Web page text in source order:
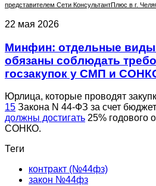
представителем Сети КонсультантПлюс в г.
22 мая 2026
Минфин: отдельные
обязаны соблюдать
госзакупок у СМП и
Юрлица, которые проводят
15 Закона N 44-ФЗ за счет
должны достигать 25% годового
СОНКО.
Теги
контракт (№44фз)
закон №44фз